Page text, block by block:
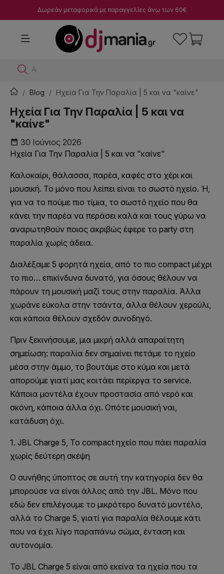
Δωρεάν μεταφορικά με παραγγελίες άνω των 60€
Αναζή
Blog Ηχεία Για Την Παραλία | 5 και να "καίνε"
Ηχεία Για Την Παραλία | 5 και να
"καίνε"
date_range 30 Ιούνιος 2026
Ηχεία Για Την Παραλία | 5 και να "καίνε"
Καλοκαίρι, θάλασσα, παρέα, καφές στο χέρι και
μουσική. Το μόνο που λείπει είναι το σωστό ηχείο. Ή,
για να το πούμε πιο τίμια, το σωστό ηχείο που θα
κάνει την παρέα να περάσει καλά και τους γύρω να
αναρωτηθούν ποιος ακριβώς έφερε το party στη
παραλία χωρίς άδεια.
Διαλέξαμε 5 φορητά ηχεία, από το πιο compact μέχρι
το πιο… επικίνδυνα δυνατό, για όσους θέλουν να
πάρουν τη μουσική μαζί τους στην παραλία. Άλλα
χωράνε εύκολα στην τσάντα, άλλα θέλουν χερούλι,
και κάποια θέλουν σχεδόν συνοδηγό.
Πριν ξεκινήσουμε, μια μικρή αλλά απαραίτητη
σημείωση: παραλία δεν σημαίνει πετάμε το ηχείο
μέσα στην άμμο, το βουτάμε στο κύμα και μετά
απορούμε γιατί μας κοιτάει περίεργα το service.
Κάποια μοντέλα έχουν προστασία από νερό και
σκόνη, κάποια άλλα όχι. Οπότε μουσική ναι,
κατάδυση όχι.
1. JBL Charge 5, Το compact ηχείο που πάει παραλία
χωρίς δεύτερη σκέψη
Ο συνήθης ύποπτος σε αυτή την κατηγορία δεν θα
μπορούσε να είναι άλλος από την JBL. Μόνο που
εδώ δεν επιλέγουμε το μικρότερο δυνατό μοντέλο,
αλλά το Charge 5, γιατί για παραλία θέλουμε κάτι
που να έχει λίγο παραπάνω σώμα, ένταση και
αυτονομία.
Το JBL Charge 5 είναι από εκείνα τα ηχεία που τα